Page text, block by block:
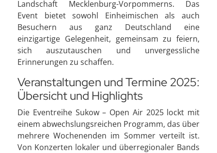
Landschaft Mecklenburg-Vorpommerns. Das
Event bietet sowohl Einheimischen als auch
Besuchern aus ganz Deutschland eine
einzigartige Gelegenheit, gemeinsam zu feiern,
sich auszutauschen und unvergessliche
Erinnerungen zu schaffen.
Veranstaltungen und Termine 2025:
Übersicht und Highlights
Die Eventreihe Sukow – Open Air 2025 lockt mit
einem abwechslungsreichen Programm, das über
mehrere Wochenenden im Sommer verteilt ist.
Von Konzerten lokaler und überregionaler Bands